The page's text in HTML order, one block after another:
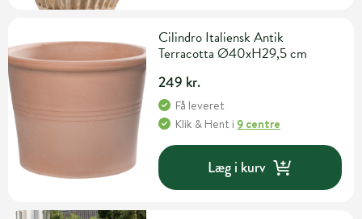
Cilindro Italiensk Antik
Terracotta Ø40xH29,5 cm
249 kr.
Få leveret
Klik & Hent i 9 centre
Læg i kurv